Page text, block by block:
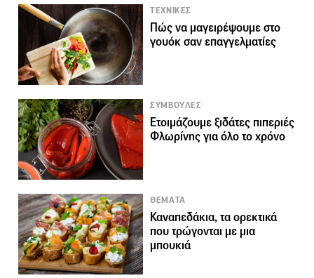
ΤΕΧΝΙΚΕΣ
Πώς να μαγειρέψουμε στο
γουόκ σαν επαγγελματίες
ΣΥΜΒΟΥΛΕΣ
Ετοιμάζουμε ξιδάτες πιπεριές
Φλωρίνης για όλο το χρόνο
ΘΕΜΑΤΑ
Καναπεδάκια, τα ορεκτικά
που τρώγονται με μια
μπουκιά